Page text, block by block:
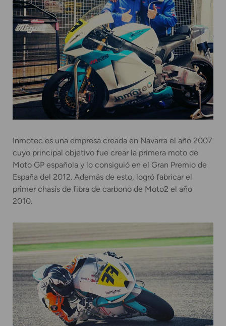
Inmotec es una empresa creada en Navarra el año 2007
cuyo principal objetivo fue crear la primera moto de
Moto GP española y lo consiguió en el Gran Premio de
España del 2012. Además de esto, logró fabricar el
primer chasis de fibra de carbono de Moto2 el año
2010.